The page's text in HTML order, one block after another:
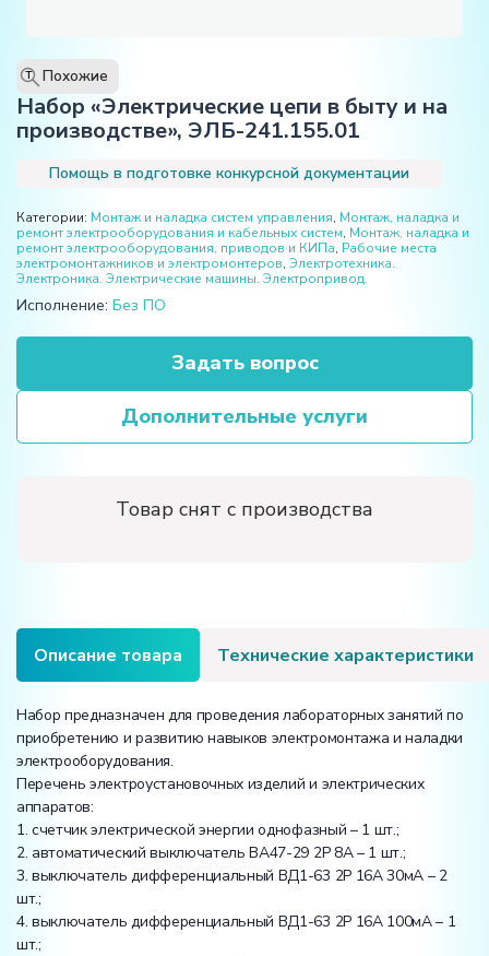
T Похожие
Набор «Электрические цепи в быту и на
производстве», ЭЛБ-241.155.01
Помощь в подготовке конкурсной документации
Категории: Монтаж и наладка систем управления, Монтаж, наладка и
ремонт электрооборудования и кабельных систем, Монтаж, наладка и
ремонт электрооборудования, приводов и КИПа, Рабочие места
электромонтажников и электромонтеров, Электротехника.
Электроника. Электрические машины. Электропривод.
Исполнение: Без ПО
Задать вопрос
Дополнительные услуги
Товар снят с производства
Описание товара Технические характеристики
Набор предназначен для проведения лабораторных занятий по
приобретению и развитию навыков электромонтажа и наладки
электрооборудования.
Перечень электроустановочных изделий и электрических
аппаратов:
1. счетчик электрической энергии однофазный – 1 шт.;
2. автоматический выключатель ВА47-29 2Р 8А – 1 шт.;
3. выключатель дифференциальный ВД1-63 2Р 16А 30мА – 2
шт.;
4. выключатель дифференциальный ВД1-63 2Р 16А 100мА – 1
шт.;